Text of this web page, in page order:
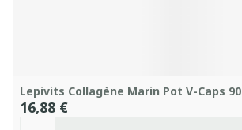
Lepivits Collagène Marin Pot V-Caps 90
16,88 €